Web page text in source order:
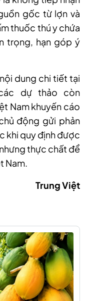
gốc từ lợn và
thuốc thú y chứa
trọng, hạn góp ý
dung chi tiết tại
dự thảo còn
Nam khuyến cáo
động gửi phản
khi quy định được
thực chất để
Nam.
Trung Việt